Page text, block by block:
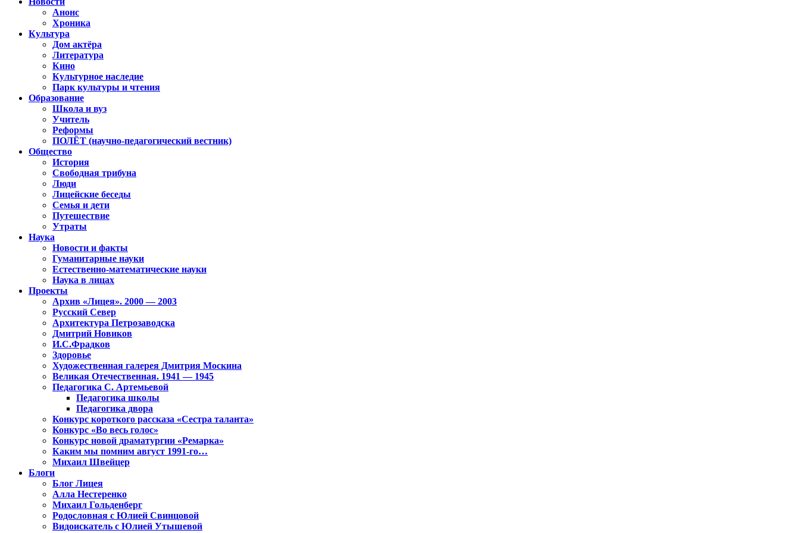
Анонс
Хроника
Культура
Дом актёра
Литература
Кино
Культурное наследие
Парк культуры и чтения
Образование
Школа и вуз
Учитель
Реформы
ПОЛЁТ (научно-педагогический вестник)
Общество
История
Свободная трибуна
Люди
Лицейские беседы
Семья и дети
Путешествие
Утраты
Наука
Новости и факты
Гуманитарные науки
Естественно-математические науки
Наука в лицах
Проекты
Архив «Лицея». 2000 — 2003
Русский Север
Архитектура Петрозаводска
Дмитрий Новиков
И.С.Фрадков
Здоровье
Художественная галерея Дмитрия Москина
Великая Отечественная. 1941 — 1945
Педагогика С. Артемьевой
Педагогика школы
Педагогика двора
Конкурс короткого рассказа «Сестра таланта»
Конкурс «Во весь голос»
Конкурс новой драматургии «Ремарка»
Каким мы помним август 1991-го…
Михаил Швейцер
Блоги
Блог Лицея
Алла Нестеренко
Михаил Гольденберг
Родословная с Юлией Свинцовой
Видоискатель с Юлией Утышевой